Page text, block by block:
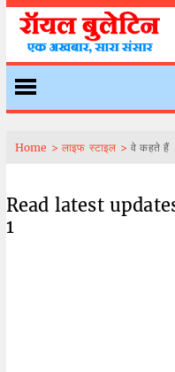
Home > लाइफ स्टाइल > वे कहते हैं
Read latest
1